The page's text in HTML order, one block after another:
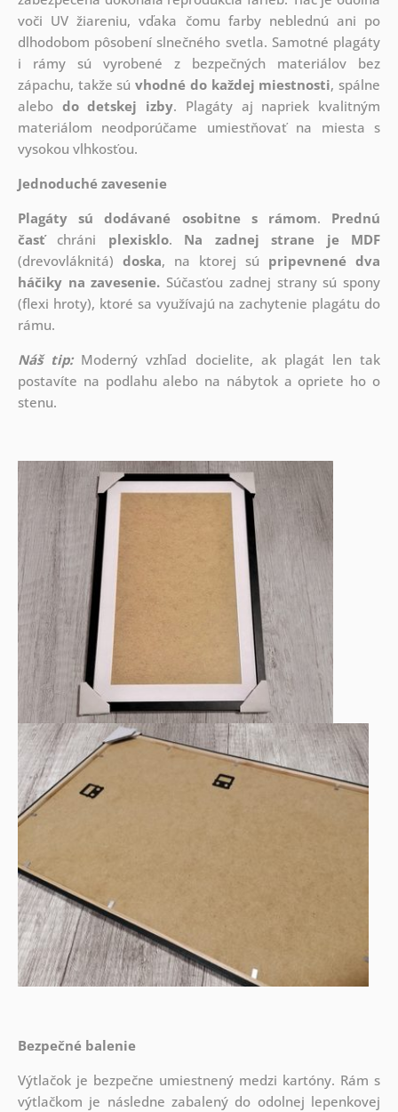
voči UV žiareniu, vďaka čomu farby neblednú ani po
dlhodobom pôsobení slnečného svetla. Samotné plagáty
i rámy sú vyrobené z bezpečných materiálov bez
zápachu, takže súvhodné do každej miestnosti, spálne
alebo do detskej izby. Plagáty aj napriek kvalitným
materiálom neodporúčame umiestňovať na miesta s
vysokou vlhkosťou.
Jednoduché zavesenie
Plagáty sú dodávané osobitne s rámom. Prednú
časťchráni plexisklo. Na zadnej strane je
MDF
(drevovláknitá) doska, na ktorej sú pripevnené dva
háčiky na zavesenie.Súčasťou zadnej strany sú spony
(flexi hroty), ktoré sa využívajú na zachytenie plagátu do
rámu.
Náš tip: Moderný vzhľad docielite, ak plagát len tak
postavíte na podlahu alebo na nábytok a opriete ho o
stenu.
Bezpečné balenie
Výtlačok je bezpečne umiestnený medzi kartóny. Rám s
výtlačkom je následne zabalený do odolnej lepenkovej